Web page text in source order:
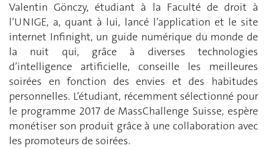
Valentin Gönczy, étudiant à la Faculté de droit à
l’UNIGE, a, quant à lui, lancé l’application et le site
internet Infinight, un guide numérique du monde de
la nuit qui, grâce à diverses technologies
d’intelligence artificielle, conseille les meilleures
soirées en fonction des envies et des habitudes
personnelles. L’étudiant, récemment sélectionné pour
le programme 2017 de MassChallenge Suisse, espère
monétiser son produit grâce à une collaboration avec
les promoteurs de soirées.